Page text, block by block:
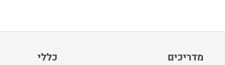
כללי מדריכים